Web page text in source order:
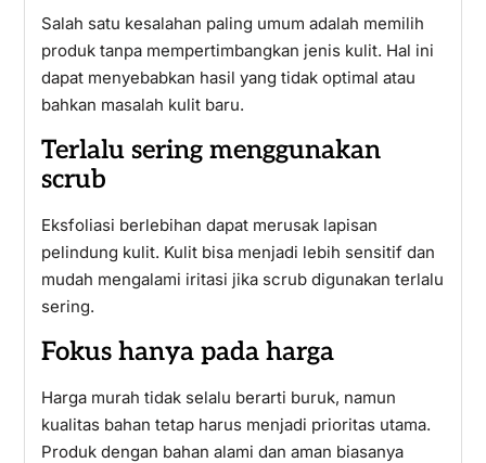
Salah satu kesalahan paling umum adalah memilih
produk tanpa mempertimbangkan jenis kulit. Hal ini
dapat menyebabkan hasil yang tidak optimal atau
bahkan masalah kulit baru.
Terlalu sering menggunakan
scrub
Eksfoliasi berlebihan dapat merusak lapisan
pelindung kulit. Kulit bisa menjadi lebih sensitif dan
mudah mengalami iritasi jika scrub digunakan terlalu
sering.
Fokus hanya pada harga
Harga murah tidak selalu berarti buruk, namun
kualitas bahan tetap harus menjadi prioritas utama.
Produk dengan bahan alami dan aman biasanya